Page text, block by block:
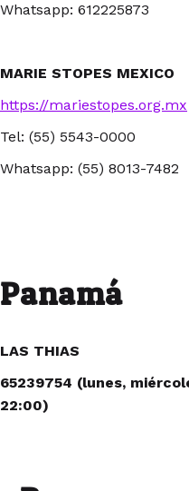
Whatsapp: 612225873
MARIE STOPES MEXICO
https://mariestopes.org.mx
Tel: (55) 5543-0000
Whatsapp: (55) 8013-7482
Panamá
LAS THIAS
65239754 (lunes,
22:00)